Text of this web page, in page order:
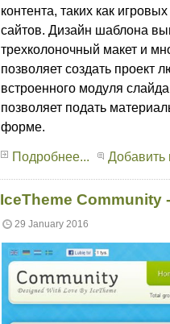
контента, таких как
сайтов. Дизайн шаблона
трехколоночный макет и
позволяет создать проект
встроенного модуля
позволяет подать
форме.
Подробнее... Добавить
IceTheme
29 January 2016